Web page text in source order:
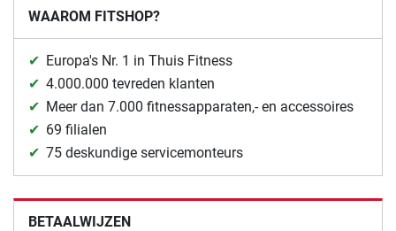
WAAROM FITSHOP?
Europa's Nr. 1 in Thuis Fitness
4.000.000 tevreden klanten
Meer dan 7.000 fitnessapparaten,- en accessoires
69 filialen
75 deskundige servicemonteurs
BETAALWIJZEN